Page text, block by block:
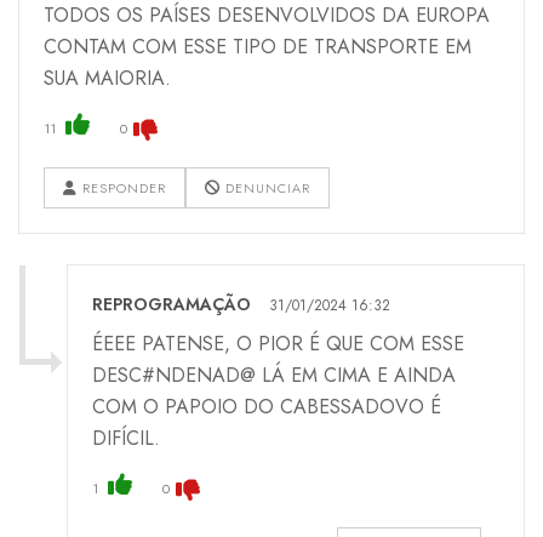
TODOS OS PAÍSES DESENVOLVIDOS DA EUROPA
CONTAM COM ESSE TIPO DE TRANSPORTE EM
SUA MAIORIA.
11 0
RESPONDER DENUNCIAR
REPROGRAMAÇÃO 31/01/2024 16:32
ÉEEE PATENSE, O PIOR É QUE COM ESSE
DESC#NDENAD@ LÁ EM CIMA E AINDA
COM O PAPOIO DO CABESSADOVO É
DIFÍCIL.
1 0